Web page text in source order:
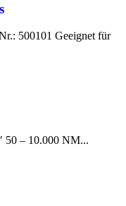
500101 Geeignet für
50 – 10.000 NM...